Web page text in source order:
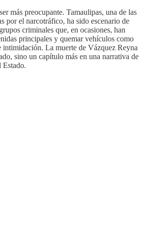
más preocupante. Tamaulipas, una de las
por el narcotráfico, ha sido escenario de
criminales que, en ocasiones, han
principales y quemar vehículos como
intimidación. La muerte de Vázquez Reyna
sino un capítulo más en una narrativa de
Estado.